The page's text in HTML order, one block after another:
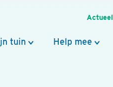
Actueel
tuin Help mee